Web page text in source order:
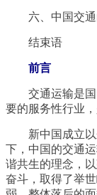
六、中国交通
结束语
前言
交通运输是国
要的服务性行业
新中国成立以
下，中国的交通
谐共生的理念，
奋斗，取得了举